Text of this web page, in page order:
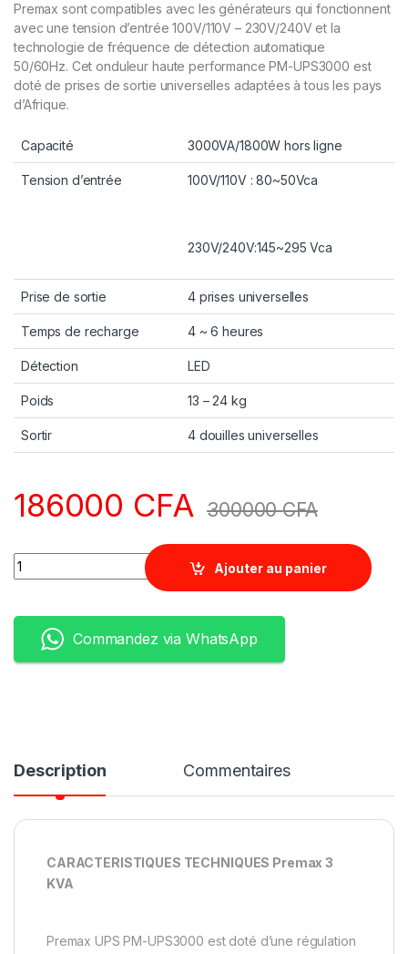
Premax sont compatibles avec les générateurs qui fonctionnent
avec une tension d’entrée 100V/110V – 230V/240V et la
technologie de fréquence de détection automatique
50/60Hz. Cet onduleur haute performance PM-UPS3000 est
doté de prises de sortie universelles adaptées à tous les pays
d’Afrique.
Capacité 3000VA/1800W hors ligne
Tension d’entrée 100V/110V : 80~50Vca
230V/240V:145~295 Vca
Prise de sortie 4 prises universelles
Temps de recharge 4 ~ 6 heures
Détection LED
Poids 13 – 24 kg
Sortir 4 douilles universelles
186000 CFA 300000CFA
Quantity
Ajouter au panier
Commandez via WhatsApp
Description Commentaires
CARACTERISTIQUES TECHNIQUES Premax 3
KVA
Premax UPS PM-UPS3000 est doté d’une régulation